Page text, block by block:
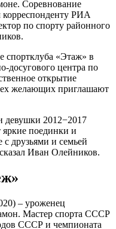
Соревнование
корреспонденту РИА
по спорту районного
спортклуба «Этаж» в
досугового центра по
открытие
желающих приглашают
девушки 2012−2017
поединки и
с друзьями и семьей
Иван Олейников.
– уроженец
Мастер спорта СССР
СССР и чемпионата